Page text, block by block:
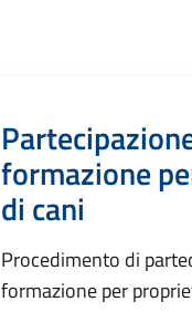
formazione
di cani
Procedimento di
formazione per